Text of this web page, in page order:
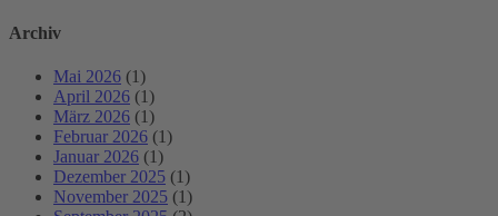
Archiv
Mai 2026 (1)
April 2026 (1)
März 2026 (1)
Februar 2026 (1)
Januar 2026 (1)
Dezember 2025 (1)
November 2025 (1)